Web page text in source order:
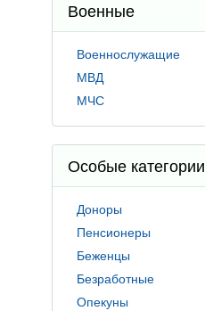
Военные
Военнослужащие
МВД
МЧС
Особые категории
Доноры
Пенсионеры
Беженцы
Безработные
Опекуны